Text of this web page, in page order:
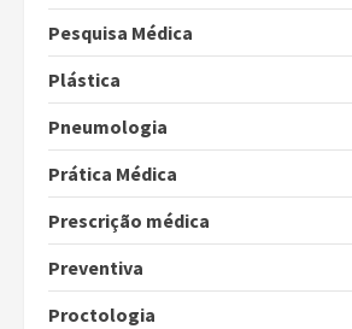
Pesquisa Médica
Plástica
Pneumologia
Prática Médica
Prescrição médica
Preventiva
Proctologia